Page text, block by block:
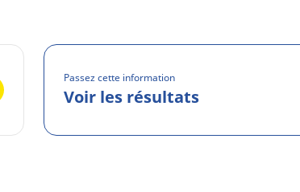
Passez cette information
Voir les résultats